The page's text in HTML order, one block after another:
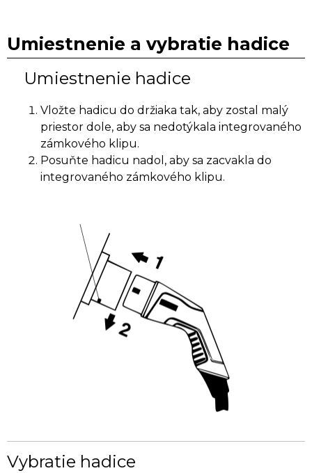
Umiestnenie a vybratie hadice
Umiestnenie hadice
Vložte hadicu do držiaka tak, aby zostal malý
priestor dole, aby sa nedotýkala integrovaného
zámkového klipu.
Posuňte hadicu nadol, aby sa zacvakla do
integrovaného zámkového klipu.
Vybratie hadice